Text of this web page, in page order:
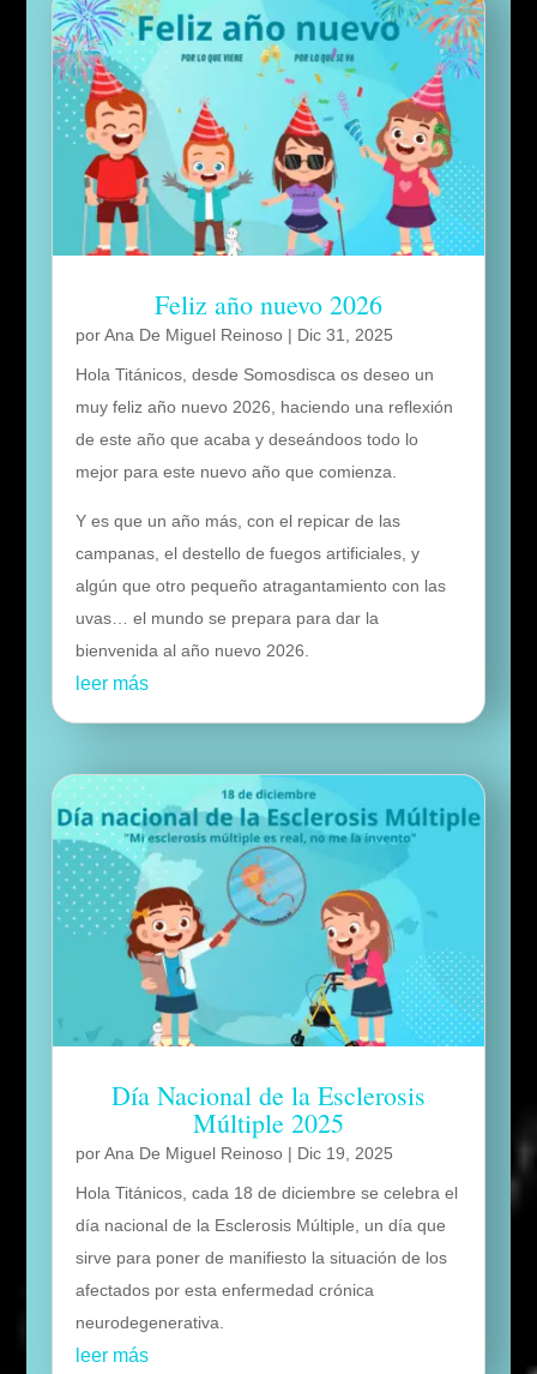
Feliz año nuevo 2026
porAna De Miguel Reinoso| Dic 31, 2025
Hola Titánicos, desde Somosdisca os deseo un
muy feliz año nuevo 2026, haciendo una reflexión
de este año que acaba y deseándoos todo lo
mejor para este nuevo año que comienza.
Y es que un año más, con el repicar de las
campanas, el destello de fuegos artificiales, y
algún que otro pequeño atragantamiento con las
uvas… el mundo se prepara para dar la
bienvenida al año nuevo 2026.
leer más
Día Nacional de la Esclerosis
Múltiple 2025
porAna De Miguel Reinoso| Dic 19, 2025
Hola Titánicos, cada 18 de diciembre se celebra el
día nacional de la Esclerosis Múltiple, un día que
sirve para poner de manifiesto la situación de los
afectados por esta enfermedad crónica
neurodegenerativa.
leer más